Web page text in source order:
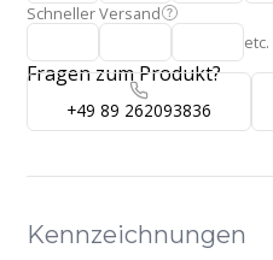
Schneller Versand
etc.
Fragen zum Produkt?
+49 89 262093836
Kennzeichnungen